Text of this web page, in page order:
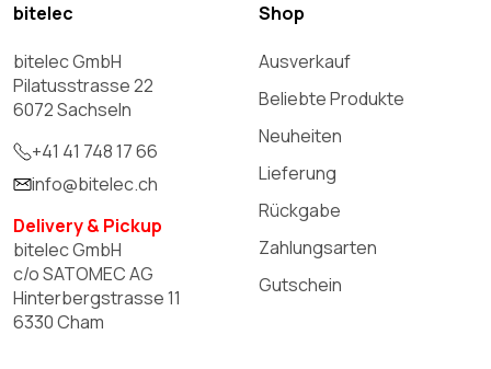
bitelec
bitelec GmbH
Pilatusstrasse 22
6072 Sachseln
+41 41 748 17 66
info@bitelec.ch
Delivery & Pickup
bitelec GmbH
c/o SATOMEC AG
Hinterbergstrasse 11
6330 Cham
Shop
Ausverkauf
Beliebte Produkte
Neuheiten
Lieferung
Rückgabe
Zahlungsarten
Gutschein